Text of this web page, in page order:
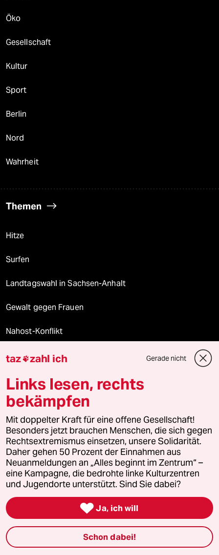
Öko
Gesellschaft
Kultur
Sport
Berlin
Nord
Wahrheit
Themen
Hitze
Surfen
Landtagswahl in Sachsen-Anhalt
Gewalt gegen Frauen
Nahost-Konflikt
Verlag
Aktuelles
Hausblog
Die Seitenwende
Stellen
Presse
Unterstützen
taz zahl ich Gerade nicht
Links lesen, rechts
bekämpfen
Mit doppelter Kraft für eine offene Gesellschaft!
Besonders jetzt brauchen Menschen, die sich gegen
Rechtsextremismus einsetzen, unsere Solidarität.
Daher gehen 50 Prozent der Einnahmen aus
Neuanmeldungen an „Alles beginnt im Zentrum“ –
eine Kampagne, die bedrohte linke Kulturzentren
und Jugendorte unterstützt. Sind Sie dabei?
 Ja, ich will
Schon dabei!